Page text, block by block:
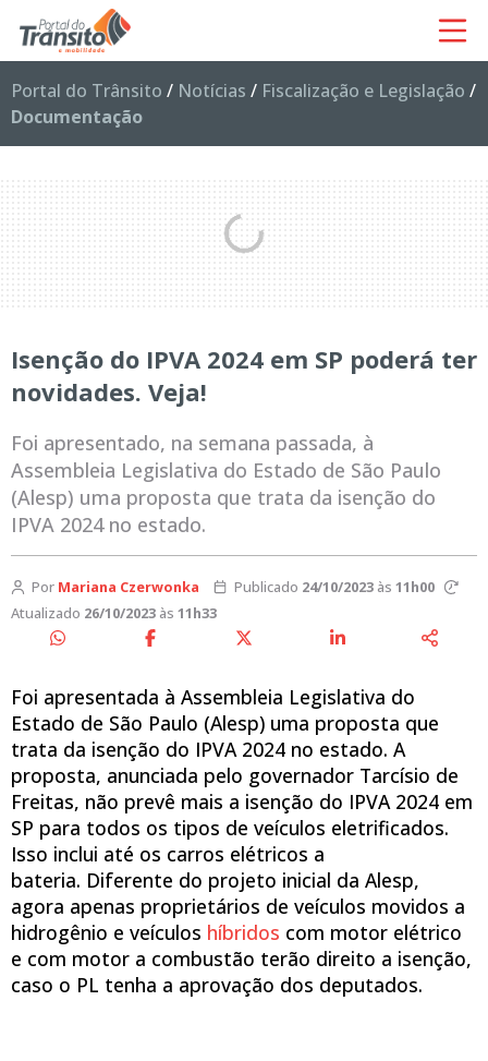
Portal do Trânsito / Notícias / Fiscalização e Legislação /
Documentação
Isenção do IPVA 2024 em SP poderá ter
novidades. Veja!
Foi apresentado, na semana passada, à
Assembleia Legislativa do Estado de São Paulo
(Alesp) uma proposta que trata da isenção do
IPVA 2024 no estado.
Por Mariana Czerwonka Publicado 24/10/2023às 11h00
Atualizado 26/10/2023 às 11h33
Foi apresentada à Assembleia Legislativa do
Estado de São Paulo (Alesp) uma proposta que
trata da isenção do IPVA 2024 no estado. A
proposta, anunciada pelo governador Tarcísio de
Freitas, não prevê mais a isenção do IPVA 2024 em
SP para todos os tipos de veículos eletrificados.
Isso inclui até os carros elétricos a
bateria. Diferente do projeto inicial da Alesp,
agora apenas proprietários de veículos movidos a
hidrogênio e veículos híbridos com motor elétrico
e com motor a combustão terão direito a isenção,
caso o PL tenha a aprovação dos deputados.